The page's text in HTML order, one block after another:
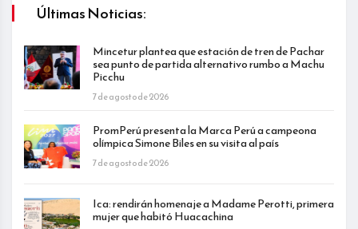
Últimas Noticias:
Mincetur plantea que estación de tren de Pachar
sea punto de partida alternativo rumbo a Machu
Picchu
7 de agosto de 2026
PromPerú presenta la Marca Perú a campeona
olímpica Simone Biles en su visita al país
7 de agosto de 2026
Ica: rendirán homenaje a Madame Perotti, primera
mujer que habitó Huacachina